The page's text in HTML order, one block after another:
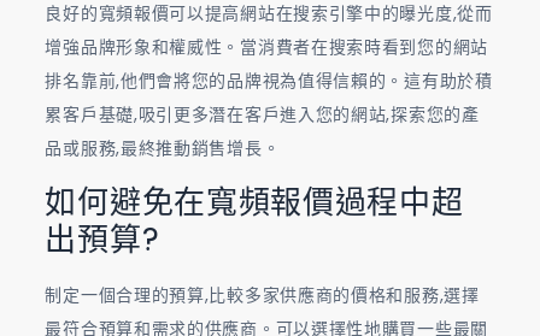
良好的寬頻報價可以提高網站在搜索引擎中的曝光度,從而
增強品牌形象和權威性。當消費者在搜索時看到您的網站
排名靠前,他們會將您的品牌視為值得信賴的。這有助於積
累客戶基礎,吸引更多潛在客戶進入您的網站,探索您的產
品或服務,最終推動銷售增長。
如何避免在寬頻報價過程中超
出預算?
制定一個合理的預算,比較多家供應商的價格和服務,選擇
最符合預算和需求的供應商。可以選擇性地購買一些最關